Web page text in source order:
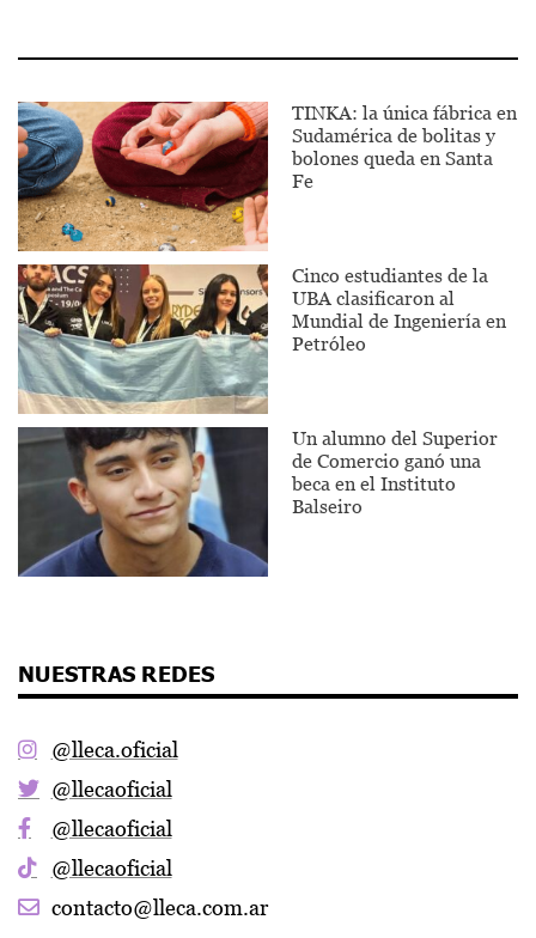
TINKA: la única fábrica en
Sudamérica de bolitas y
bolones queda en Santa
Fe
Cinco estudiantes de la
UBA clasificaron al
Mundial de Ingeniería en
Petróleo
Un alumno del Superior
de Comercio ganó una
beca en el Instituto
Balseiro
NUESTRAS REDES
@lleca.oficial
@llecaoficial
@llecaoficial
@llecaoficial
contacto@lleca.com.ar